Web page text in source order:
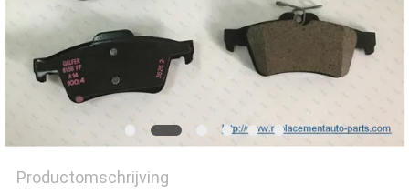
Productomschrijving